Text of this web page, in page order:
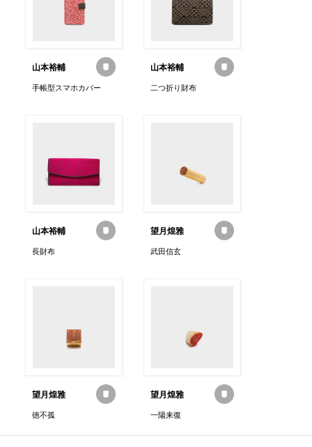
山本裕輔
手帳型スマホカバー
山本裕輔
二つ折り財布
山本裕輔
長財布
望月煌雅
武田信玄
望月煌雅
徳不孤
望月煌雅
一陽来復